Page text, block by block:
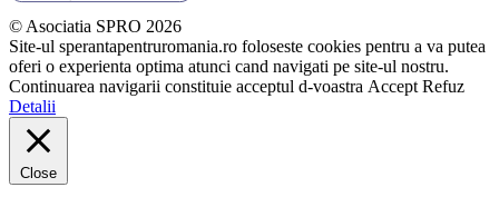
© Asociatia SPRO 2026
Site-ul sperantapentruromania.ro foloseste cookies pentru a va putea
oferi o experienta optima atunci cand navigati pe site-ul nostru.
Continuarea navigarii constituie acceptul d-voastra Accept Refuz
Detalii
Close